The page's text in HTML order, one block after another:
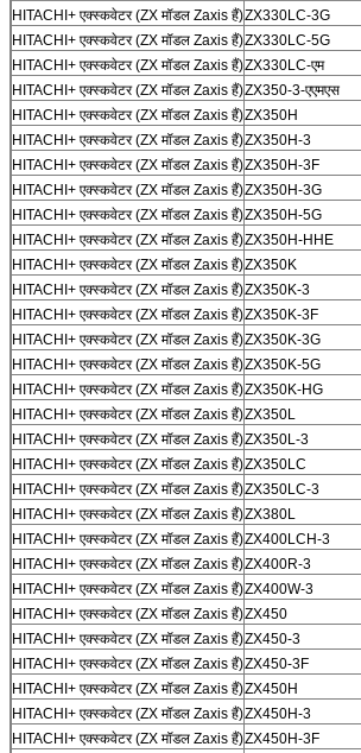
HITACHI+ एक्स्कवेटर (ZX मॉडल Zaxis हैं)ZX330LC-3G
HITACHI+ एक्स्कवेटर (ZX मॉडल Zaxis हैं)ZX330LC-5G
HITACHI+ एक्स्कवेटर (ZX मॉडल Zaxis हैं)ZX330LC-एम
HITACHI+ एक्स्कवेटर (ZX मॉडल Zaxis हैं)ZX350-3-एएमएस
HITACHI+ एक्स्कवेटर (ZX मॉडल Zaxis हैं)ZX350H
HITACHI+ एक्स्कवेटर (ZX मॉडल Zaxis हैं)ZX350H-3
HITACHI+ एक्स्कवेटर (ZX मॉडल Zaxis हैं)ZX350H-3F
HITACHI+ एक्स्कवेटर (ZX मॉडल Zaxis हैं)ZX350H-3G
HITACHI+ एक्स्कवेटर (ZX मॉडल Zaxis हैं)ZX350H-5G
HITACHI+ एक्स्कवेटर (ZX मॉडल Zaxis हैं)ZX350H-HHE
HITACHI+ एक्स्कवेटर (ZX मॉडल Zaxis हैं)ZX350K
HITACHI+ एक्स्कवेटर (ZX मॉडल Zaxis हैं)ZX350K-3
HITACHI+ एक्स्कवेटर (ZX मॉडल Zaxis हैं)ZX350K-3F
HITACHI+ एक्स्कवेटर (ZX मॉडल Zaxis हैं)ZX350K-3G
HITACHI+ एक्स्कवेटर (ZX मॉडल Zaxis हैं)ZX350K-5G
HITACHI+ एक्स्कवेटर (ZX मॉडल Zaxis हैं)ZX350K-HG
HITACHI+ एक्स्कवेटर (ZX मॉडल Zaxis हैं)ZX350L
HITACHI+ एक्स्कवेटर (ZX मॉडल Zaxis हैं)ZX350L-3
HITACHI+ एक्स्कवेटर (ZX मॉडल Zaxis हैं)ZX350LC
HITACHI+ एक्स्कवेटर (ZX मॉडल Zaxis हैं)ZX350LC-3
HITACHI+ एक्स्कवेटर (ZX मॉडल Zaxis हैं)ZX380L
HITACHI+ एक्स्कवेटर (ZX मॉडल Zaxis हैं)ZX400LCH-3
HITACHI+ एक्स्कवेटर (ZX मॉडल Zaxis हैं)ZX400R-3
HITACHI+ एक्स्कवेटर (ZX मॉडल Zaxis हैं)ZX400W-3
HITACHI+ एक्स्कवेटर (ZX मॉडल Zaxis हैं)ZX450
HITACHI+ एक्स्कवेटर (ZX मॉडल Zaxis हैं)ZX450-3
HITACHI+ एक्स्कवेटर (ZX मॉडल Zaxis हैं)ZX450-3F
HITACHI+ एक्स्कवेटर (ZX मॉडल Zaxis हैं)ZX450H
HITACHI+ एक्स्कवेटर (ZX मॉडल Zaxis हैं)ZX450H-3
HITACHI+ एक्स्कवेटर (ZX मॉडल Zaxis हैं)ZX450H-3F